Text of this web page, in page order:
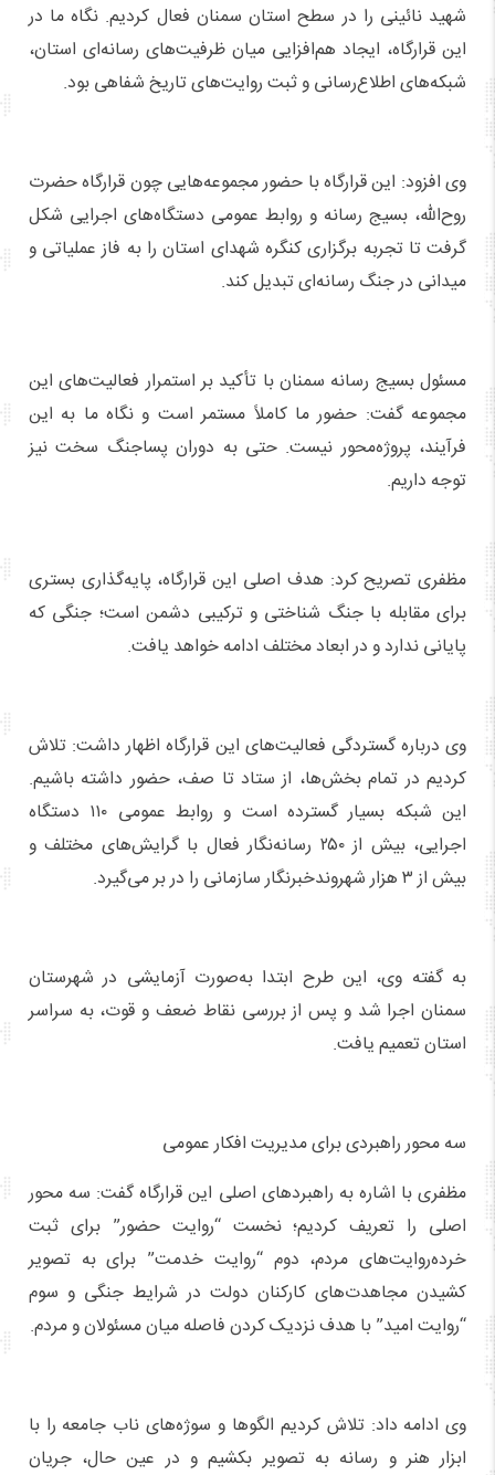
شهید نائینی را در سطح استان سمنان فعال کردیم. نگاه ما در
این قرارگاه، ایجاد هم‌افزایی میان ظرفیت‌های رسانه‌ای استان،
شبکه‌های اطلاع‌رسانی و ثبت روایت‌های تاریخ شفاهی بود.
وی افزود: این قرارگاه با حضور مجموعه‌هایی چون قرارگاه حضرت
روح‌الله، بسیج رسانه و روابط عمومی دستگاه‌های اجرایی شکل
گرفت تا تجربه برگزاری کنگره شهدای استان را به فاز عملیاتی و
میدانی در جنگ رسانه‌ای تبدیل کند.
مسئول بسیج رسانه سمنان با تأکید بر استمرار فعالیت‌های این
مجموعه گفت: حضور ما کاملاً مستمر است و نگاه ما به این
فرآیند، پروژه‌محور نیست. حتی به دوران پساجنگ سخت نیز
توجه داریم.
مظفری تصریح کرد: هدف اصلی این قرارگاه، پایه‌گذاری بستری
برای مقابله با جنگ شناختی و ترکیبی دشمن است؛ جنگی که
پایانی ندارد و در ابعاد مختلف ادامه خواهد یافت.
وی درباره گستردگی فعالیت‌های این قرارگاه اظهار داشت: تلاش
کردیم در تمام بخش‌ها، از ستاد تا صف، حضور داشته باشیم.
این شبکه بسیار گسترده است و روابط عمومی ۱۱۰ دستگاه
اجرایی، بیش از ۲۵۰ رسانه‌نگار فعال با گرایش‌های مختلف و
بیش از ۳ هزار شهروندخبرنگار سازمانی را در بر می‌گیرد.
به گفته وی، این طرح ابتدا به‌صورت آزمایشی در شهرستان
سمنان اجرا شد و پس از بررسی نقاط ضعف و قوت، به سراسر
استان تعمیم یافت.
سه محور راهبردی برای مدیریت افکار عمومی
مظفری با اشاره به راهبردهای اصلی این قرارگاه گفت: سه محور
اصلی را تعریف کردیم؛ نخست “روایت حضور” برای ثبت
خرده‌روایت‌های مردم، دوم “روایت خدمت” برای به تصویر
کشیدن مجاهدت‌های کارکنان دولت در شرایط جنگی و سوم
“روایت امید” با هدف نزدیک کردن فاصله میان مسئولان و مردم.
وی ادامه داد: تلاش کردیم الگوها و سوژه‌های ناب جامعه را با
ابزار هنر و رسانه به تصویر بکشیم و در عین حال، جریان